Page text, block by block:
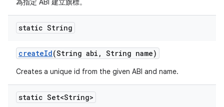
為指定 ABI 建立旗標。
static String
createId(String abi , String name)
Creates a unique id from the given ABI and name.
static Set<String>